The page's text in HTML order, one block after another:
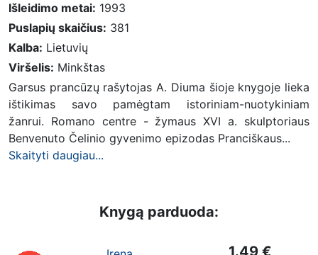
Išleidimo metai: 1993
Puslapių skaičius: 381
Kalba: Lietuvių
Viršelis: Minkštas
Garsus prancūzų rašytojas A. Diuma šioje knygoje lieka
ištikimas savo pamėgtam istoriniam-nuotykiniam
žanrui. Romano centre - žymaus XVI a. skulptoriaus
Benvenuto Čelinio gyvenimo epizodas Pranciškaus...
Skaityti daugiau...
Knygą parduoda:
1.49 €